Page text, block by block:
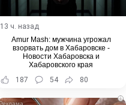
13 ч. назад
Amur Mash: мужчина угрожал
взорвать дом в Хабаровске -
Новости Хабаровска и
Хабаровского края
187
54 80
i